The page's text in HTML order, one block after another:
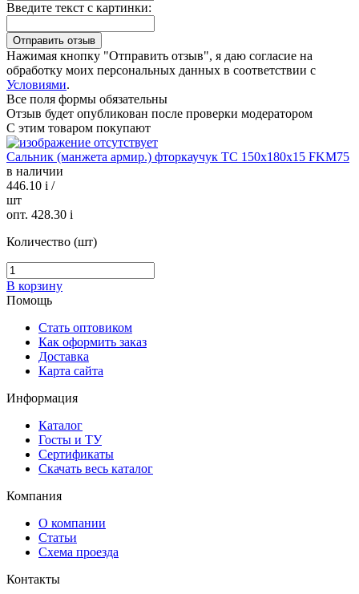
Введите текст с картинки:
Нажимая кнопку "Отправить отзыв", я даю согласие на
обработку моих персональных данных в соответствии с
Условиями.
Все поля формы обязательны
Отзыв будет опубликован после проверки модератором
С этим товаром покупают
Сальник (манжета армир.) фторкаучук TC 150х180х15 FKM75
в наличии
446.10 i /
шт
опт. 428.30 i
Количество (шт)
В корзину
Помощь
Стать оптовиком
Как оформить заказ
Доставка
Карта сайта
Информация
Каталог
Госты и ТУ
Сертификаты
Скачать весь каталог
Компания
О компании
Статьи
Схема проезда
Контакты